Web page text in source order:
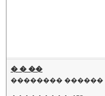
� � ��
�������� ������